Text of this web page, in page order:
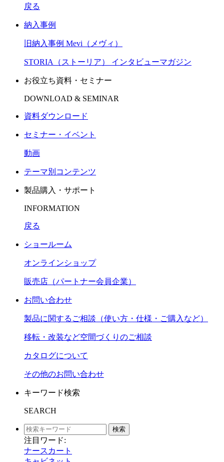
戻る
納入事例
旧納入事例 Mevi（メヴィ）
STORIA（ストーリア） インタビューマガジン
お役立ち資料・セミナー
DOWNLOAD & SEMINAR
資料ダウンロード
セミナー・イベント
動画
テーマ別コンテンツ
製品購入・サポート
INFORMATION
戻る
ショールーム
オンラインショップ
販売店（パートナー会員企業）
お問い合わせ
製品に関するご相談（使い方・仕様・ご購入など）
移転・改装など空間づくりのご相談
カタログについて
その他のお問い合わせ
キーワード検索
SEARCH
検索
注目ワード:
ナースカート